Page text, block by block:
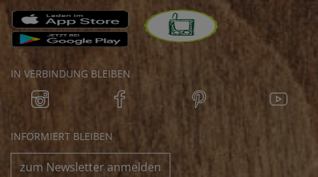
IN VERBINDUNG BLEIBEN
INFORMIERT BLEIBEN
zum Newsletter anmelden